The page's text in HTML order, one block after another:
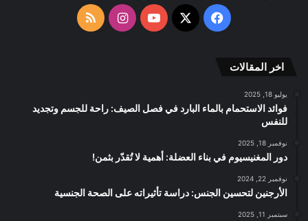
الموقع
فيسبوك
‫X
‫YouTubeانستقرامملخص
اخر المقالات
يوليو 18, 2025
فوائد الاستحمام بالماء البارد في فصل الصيف: راحة للجسم وتجديد
للنفس
نوفمبر 18, 2025
دور المغنيسيوم في بناء العضلة: أهمية لا تُقدّر بثمن!
نوفمبر 22, 2024
الأرجنين لتحسين الجنس: دراسة تأثيراته على الصحة الجنسية
سبتمبر 11, 2025